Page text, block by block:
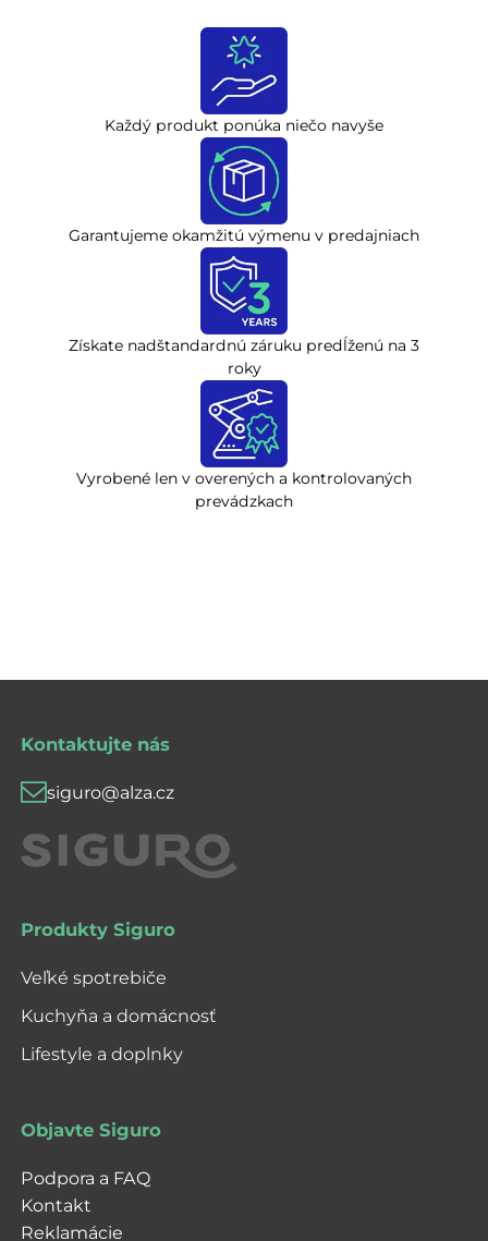
Každý produkt ponúka niečo navyše
Garantujeme okamžitú výmenu v predajniach
Získate nadštandardnú záruku predĺženú na 3
roky
Vyrobené len v overených a kontrolovaných
prevádzkach
Kontaktujte nás
siguro@alza.cz
Produkty Siguro
Veľké spotrebiče
Kuchyňa a domácnosť
Lifestyle a doplnky
Objavte Siguro
Podpora a FAQ
Kontakt
Reklamácie